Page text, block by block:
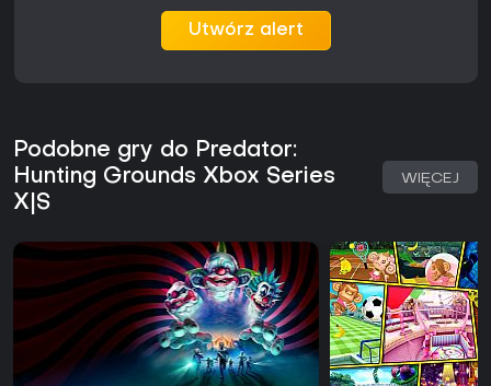
multiplayeru gra oferuje solidną, dopracowaną rozgrywkę
opartą na dwóch odmiennych frakcjach.
Utwórz alert
Podobne gry do Predator:
Hunting Grounds Xbox Series
X|S
WIĘCEJ